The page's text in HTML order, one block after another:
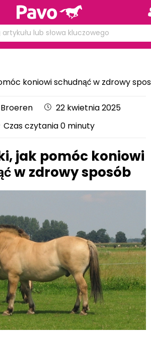
koniowi schudnąć w zdrowy
22 kwietnia 2025
Czas czytania 0 minuty
jak pomóc koniowi
w zdrowy sposób